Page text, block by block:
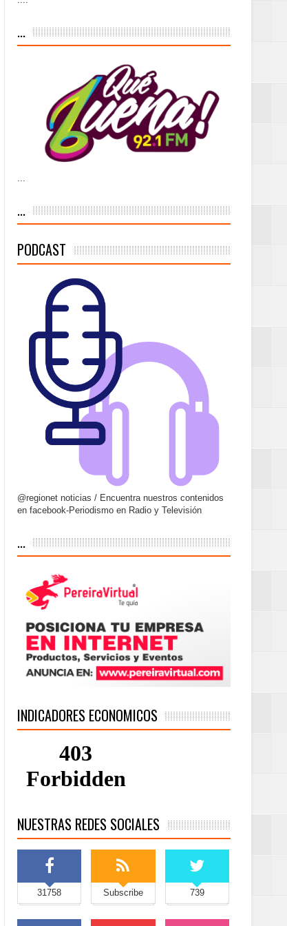
con
pública y
meta de
...
...
PODCAST
@regionet noticias / Encuentra nuestros contenidos
en facebook-Periodismo en Radio y Televisión
...
INDICADORES ECONOMICOS
NUESTRAS REDES SOCIALES
31758 Subscribe 739